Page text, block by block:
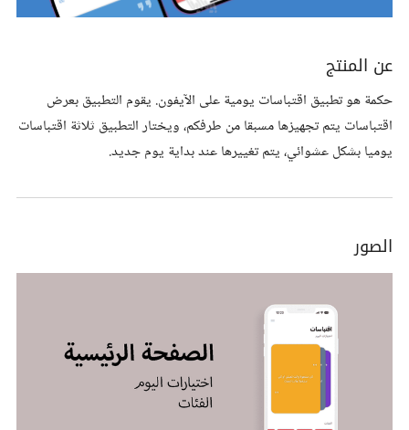
عن المنتج
حكمة هو تطبيق اقتباسات يومية على الآيفون. يقوم التطبيق بعرض
اقتباسات يتم تجهيزها مسبقا من طرفكم، ويختار التطبيق ثلاثة اقتباسات
يوميا بشكل عشوائي، يتم تغييرها عند بداية يوم جديد.
الصور